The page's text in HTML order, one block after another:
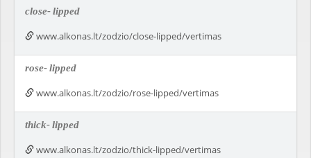
close-lipped
www.alkonas.lt/zodzio/close-lipped/vertimas
rose-lipped
www.alkonas.lt/zodzio/rose-lipped/vertimas
thick-lipped
www.alkonas.lt/zodzio/thick-lipped/vertimas